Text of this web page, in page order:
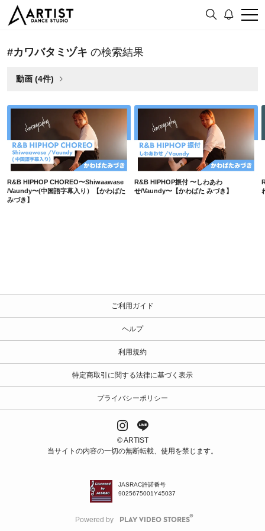
#カワバタミヅキ の検索結果
動画 (4件)
R&B HIPHOP CHOREO〜Shiwaawase
/Vaundy〜(中国語字幕入り）【かわばた
みづき】
R&B HIPHOP振付 〜しわあわ
せ/Vaundy〜【かわばた みづき】
ご利用ガイド
ヘルプ
利用規約
特定商取引に関する法律に基づく表示
プライバシーポリシー
© ARTIST
当サイトの内容の一切の無断転載、使用を禁じます。
JASRAC許諾番号
9025675001Y45037
Powered by PLAY VIDEO STORES